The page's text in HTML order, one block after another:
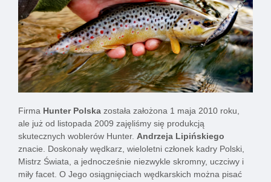
Firma Hunter Polska została założona 1 maja 2010 roku,
ale już od listopada 2009 zajęliśmy się produkcją
skutecznych woblerów Hunter. Andrzeja Lipińskiego
znacie. Doskonały wędkarz, wieloletni członek kadry Polski,
Mistrz Świata, a jednocześnie niezwykle skromny, uczciwy i
miły facet. O Jego osiągnięciach wędkarskich można pisać